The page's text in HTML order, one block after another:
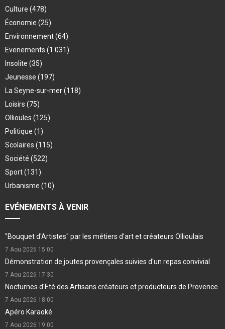
Culture (478)
Économie (25)
Environnement(64)
Evenements (1 031)
Insolite (35)
Jeunesse (197)
La Seyne-sur-mer(118)
Loisirs (75)
Ollioules (125)
Politique (1)
Scolaires (115)
Société (522)
Sport(131)
Urbanisme (10)
EVÉNEMENTS À VENIR
"Bouquet d'Artistes" par les métiers d'art et créateurs Ollioulais
7 Aou 2026 15:00
Démonstration de joutes provençales suivies d'un repas convivial
7 Aou 2026 17:30
Nocturnes d'Eté des Artisans créateurs et producteurs de Provence
7 Aou 2026 18:00
Apéro Karaoké
7 Aou 2026 19:00